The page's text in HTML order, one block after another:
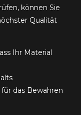
können Sie
Qualität
Ihr Material
das Bewahren